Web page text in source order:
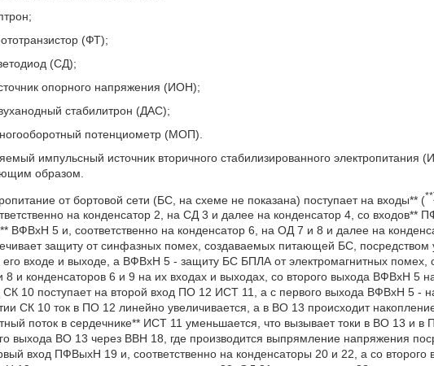
(ФТ);
(СД);
опорного напряжения (ИОН);
стабилитрон (ДАС);
потенциометр (МОП).
импульсный источник вторичного стабилизированного
образом.
от бортовой сети (БС, на схеме не показана) поступает на входы** (
на конденсатор 2, на СД 3 и далее на конденсатор 4, со входов**
ВФВхН 5 и, соответственно на конденсатор 6, на ОД 7 и 8 и далее на
защиту от синфазных помех, создаваемых питающей БС, посредством
его входе и выходе, а ВФВхН 5 - защиту БС БПЛА от электромагнитных
8 и конденсаторов 6 и 9 на их входах и выходах, со второго выхода ВФВхН 5
СК 10 поступает на второй вход ПО 12 ИСТ 11, а с первого выхода ВФВхН 5 -
СК 10 ток в ПО 12 линейно увеличивается, а в ВО 13 происходит
поток в сердечнике** ИСТ 11 уменьшается, что вызывает токи в ВО 13 и
выхода ВО 13 через ВВН 18, где производится выпрямление напряжения
вход ПФВыхН 19 и, соответственно на конденсаторы 20 и 22, а со